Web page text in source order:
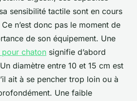
sensibilité tactile sont en cours
n’est donc pas le moment de
de son équipement. Une
chaton signifie d’abord
diamètre entre 10 et 15 cm est
ait à se pencher trop loin ou à
Une faible